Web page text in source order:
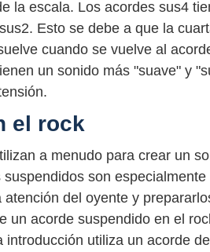
la escala. Los acordes sus4
Esto se debe a que la
cuando se vuelve al
un sonido más "suave" y
el rock
a menudo para crear un
son
del oyente y
un acorde suspendido en el
utiliza un acorde